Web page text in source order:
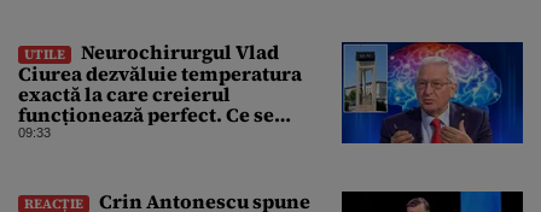
UTILE
Neurochirurgul Vlad
Ciurea dezvăluie temperatura
exactă la care creierul
funcționează perfect. Ce se
întâmplă când afară sunt peste 35
09:33
REACȚIE
Crin Antonescu spune